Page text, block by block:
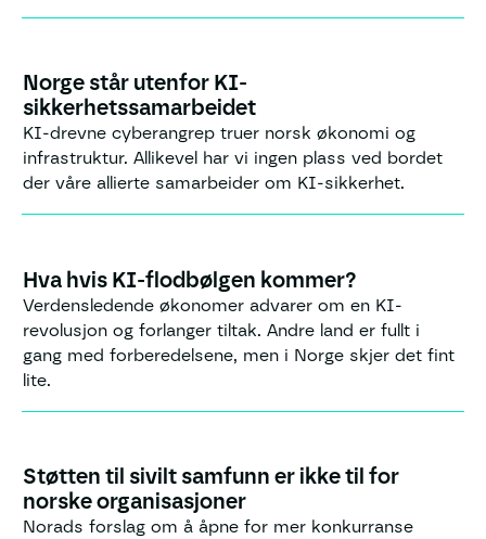
21.7.2026|Kronikk
Norge står utenfor KI-
sikkerhetssamarbeidet
KI-drevne cyberangrep truer norsk økonomi og
infrastruktur. Allikevel har vi ingen plass ved bordet
der våre allierte samarbeider om KI-sikkerhet.
19.7.2026|Kronikk
Hva hvis KI-flodbølgen kommer?
Verdensledende økonomer advarer om en KI-
revolusjon og forlanger tiltak. Andre land er fullt i
gang med forberedelsene, men i Norge skjer det fint
lite.
10.6.2026| Kronikk
Støtten til sivilt samfunn er ikke til for
norske organisasjoner
Norads forslag om å åpne for mer konkurranse